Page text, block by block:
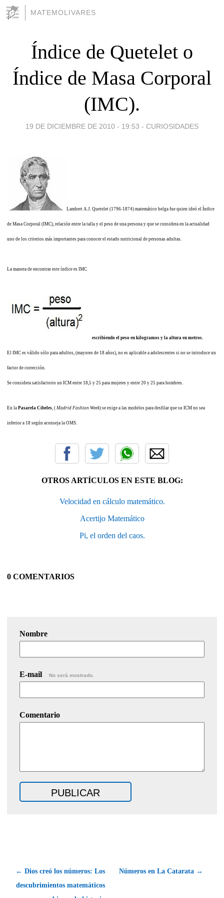
MATEMOLIVARES
Índice de Quetelet o
Índice de Masa Corporal
(IMC).
19 DE DICIEMBRE DE 2010 - 19:53 - CURIOSIDADES
Lambert A.J. Quetelet (1796-1874) matemático belga fue quien ideó el Índice
de Masa Corporal (IMC), relación entre la talla y el peso de una persona y que se considera en la actualidad
uno de los criterios más importantes para conocer el estado nutricional de personas adultas.
La manera de encontrar este índice es IMC
escribiendo el peso en kilogramos y la altura en metros.
El IMC es válido sólo para adultos, (mayores de 18 años), no es aplicable a adolescentes si no se introduce un
factor de corrección.
Se considera satisfactorio un ICM entre 18,5 y 25 para mujeres y entre 20 y 25 para hombres.
En la Pasarela Cibeles , ( Madrid Fashion Week) se exige a las modelos para desfilar que su ICM no sea
inferior a 18 según aconseja la OMS.
OTROS ARTÍCULOS EN ESTE BLOG:
Velocidad en cálculo matemático.
Acertijo Matemático
Pi, el orden del caos.
0 COMENTARIOS
Nombre
E-mail No será mostrado.
Comentario
← Dios creó los números: Los
descubrimientos matemáticos
Números en La Catarata →